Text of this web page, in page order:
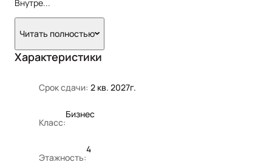
Внутре...
Читать полностью
Характеристики
Срок сдачи: 2 кв. 2027г.
Класс:
Бизнес
Этажность:
4